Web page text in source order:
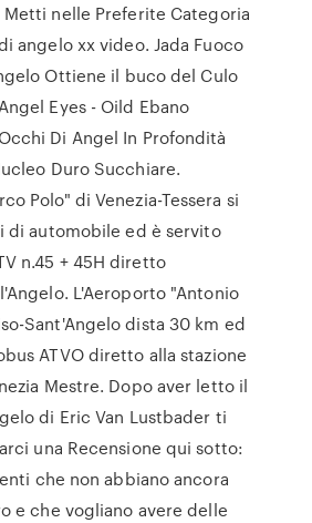
nelle Preferite Categoria
angelo xx video. Jada Fuoco
Ottiene il buco del Culo
Eyes - Oild Ebano
Di Angel In Profondità
Duro Succhiare.
Polo" di Venezia-Tessera si
di automobile ed è servito
n.45 + 45H diretto
L'Aeroporto "Antonio
Sant'Angelo dista 30 km ed
ATVO diretto alla stazione
Mestre. Dopo aver letto il
di Eric Van Lustbader ti
una Recensione qui sotto:
che non abbiano ancora
e che vogliano avere delle